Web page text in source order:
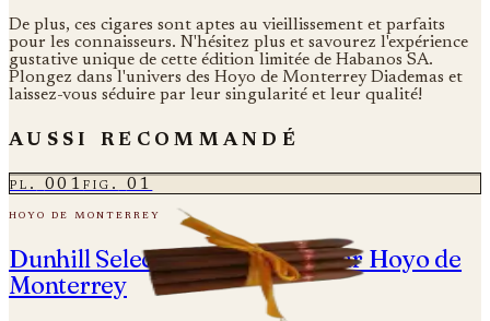
De plus, ces cigares sont aptes au vieillissement et parfaits
pour les connaisseurs. N'hésitez plus et savourez l'expérience
gustative unique de cette édition limitée de Habanos SA.
Plongez dans l'univers des Hoyo de Monterrey Diademas et
laissez-vous séduire par leur singularité et leur qualité!
aussi recommandé
pl. 001fig. 01
hoyo de monterrey
Dunhill Seleccion - Fabriqué par Hoyo de
Monterrey